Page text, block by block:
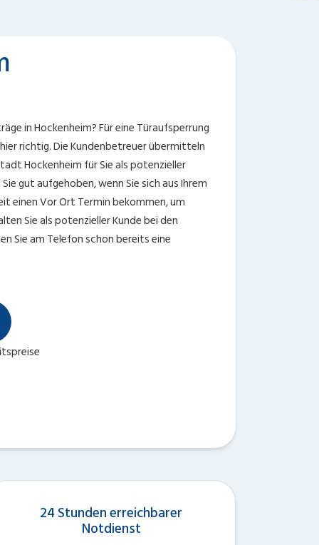
in Hockenheim? Für eine Türaufsperrung
richtig. Die Kundenbetreuer übermitteln
Hockenheim für Sie als potenzieller
gut aufgehoben, wenn Sie sich aus Ihrem
einen Vor Ort Termin bekommen, um
Sie als potenzieller Kunde bei den
Sie am Telefon schon bereits eine
24 Stunden erreichbarer
Notdienst